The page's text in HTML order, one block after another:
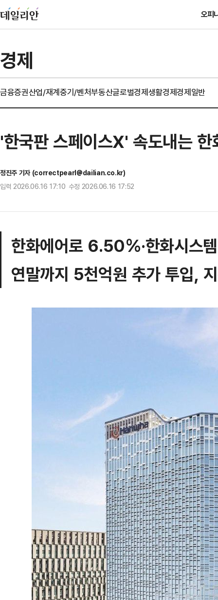
오피
경제
금융증권산업/재계중기/벤처부동산글로벌경제생활경제경제일반
'한국판 스페이스X' 속도내는
정진주 기자 (correctpearl@dailian.co.kr)
입력 2026.06.16 17:10 수정 2026.06.16 17:52
한화에어로 6.50%·한화시스
연말까지 5천억원 추가 투입,